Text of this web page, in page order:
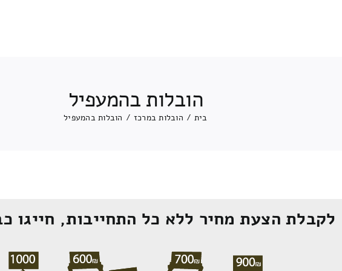
הובלות בהמעפיל
בית / הובלות במרכז / הובלות בהמעפיל
לקבלת הצעת מחיר ללא כל התחייבות, חייגו